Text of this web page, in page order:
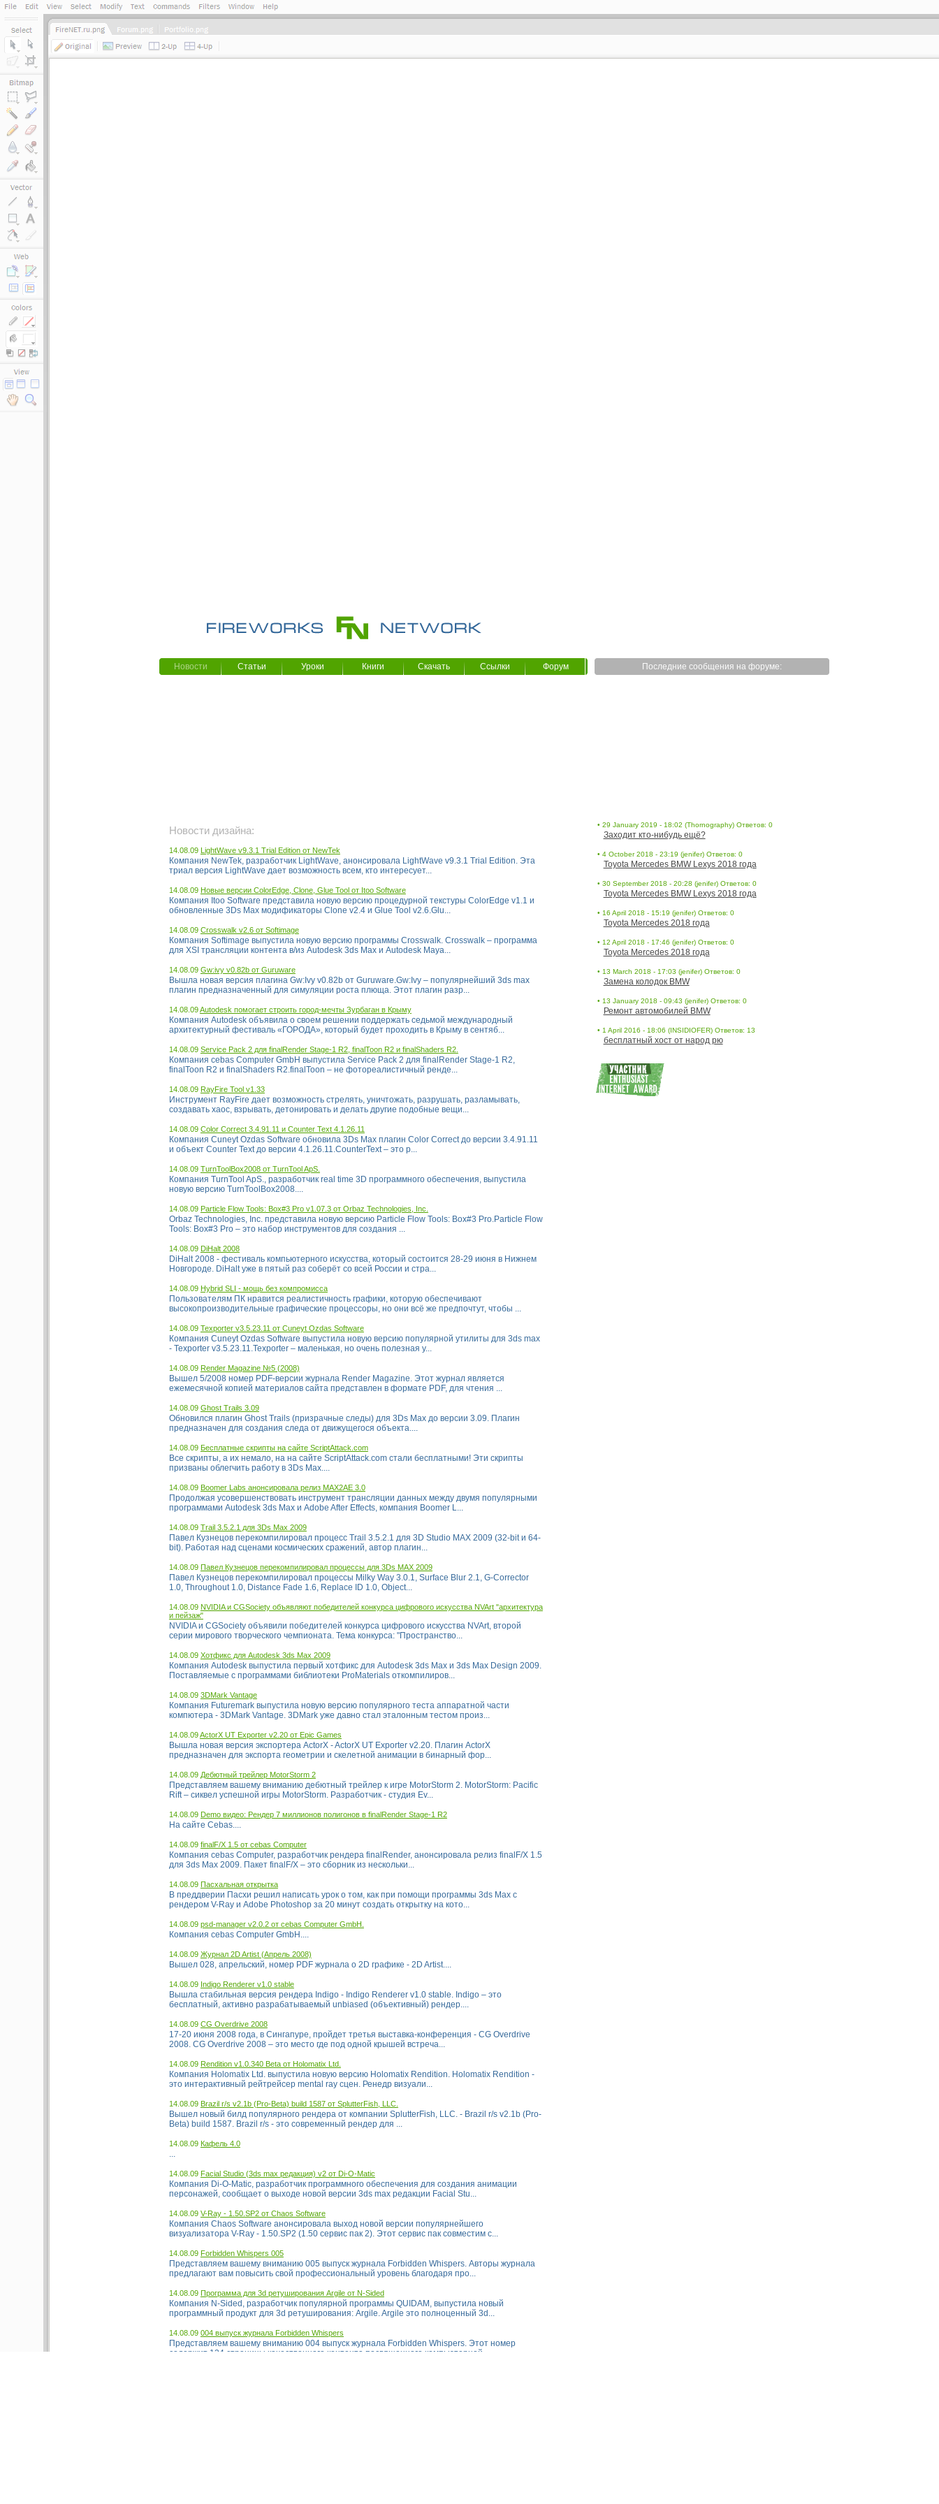
Новости Статьи Уроки Книги Скачать Ссылки Форум Последние сообщения на форуме:
• 29 January 2019 - 18:02 (Thornography) Ответов: 0
Заходит кто-нибудь ещё?
• 4 October 2018 - 23:19 (jenifer) Ответов: 0
Toyota Mercedes BMW Lexys 2018 года
• 30 September 2018 - 20:28 (jenifer) Ответов: 0
Toyota Mercedes BMW Lexys 2018 года
• 16 April 2018 - 15:19 (jenifer) Ответов: 0
Toyota Mercedes 2018 года
• 12 April 2018 - 17:46 (jenifer) Ответов: 0
Toyota Mercedes 2018 года
• 13 March 2018 - 17:03 (jenifer) Ответов: 0
Замена колодок BMW
• 13 January 2018 - 09:43 (jenifer) Ответов: 0
Ремонт автомобилей BMW
• 1 April 2016 - 18:06 (INSIDIOFER) Ответов: 13
бесплатный хост от народ рю
Новости дизайна:
14.08.09 LightWave v9.3.1 Trial Edition от NewTek
Компания NewTek, разработчик LightWave, анонсировала LightWave v9.3.1 Trial Edition. Эта
триал версия LightWave дает возможность всем, кто интересует...
14.08.09 Новые версии ColorEdge, Clone, Glue Tool от Itoo Software
Компания Itoo Software представила новую версию процедурной текстуры ColorEdge v1.1 и
обновленные 3Ds Max модификаторы Clone v2.4 и Glue Tool v2.6.Glu...
14.08.09 Crosswalk v2.6 от Softimage
Компания Softimage выпустила новую версию программы Crosswalk. Crosswalk – программа
для XSI трансляции контента в/из Autodesk 3ds Max и Autodesk Maya...
14.08.09 Gw:ivy v0.82b от Guruware
Вышла новая версия плагина Gw:Ivy v0.82b от Guruware.Gw:Ivy – популярнейший 3ds max
плагин предназначенный для симуляции роста плюща. Этот плагин разр...
14.08.09Autodesk помогает строить город-мечты Зурбаган в Крыму
Компания Autodesk объявила о своем решении поддержать седьмой международный
архитектурный фестиваль «ГОРОДА», который будет проходить в Крыму в сентяб...
14.08.09 Service Pack 2 для finalRender Stage-1 R2, finalToon R2 и finalShaders R2.
Компания cebas Computer GmbH выпустила Service Pack 2 для finalRender Stage-1 R2,
finalToon R2 и finalShaders R2.finalToon – не фотореалистичный ренде...
14.08.09 RayFire Tool v1.33
Инструмент RayFire дает возможность стрелять, уничтожать, разрушать, разламывать,
создавать хаос, взрывать, детонировать и делать другие подобные вещи...
14.08.09 Color Correct 3.4.91.11 и Counter Text 4.1.26.11
Компания Cuneyt Ozdas Software обновила 3Ds Max плагин Color Correct до версии 3.4.91.11
и объект Counter Text до версии 4.1.26.11.CounterText – это р...
14.08.09 TurnToolBox2008 от TurnTool ApS.
Компания TurnTool ApS., разработчик real time 3D программного обеспечения, выпустила
новую версию TurnToolBox2008....
14.08.09 Particle Flow Tools: Box#3 Pro v1.07.3 от Orbaz Technologies, Inc.
Orbaz Technologies, Inc. представила новую версию Particle Flow Tools: Box#3 Pro.Particle Flow
Tools: Box#3 Pro – это набор инструментов для создания ...
14.08.09 DiHalt 2008
DiHalt 2008 - фестиваль компьютерного искусства, который состоится 28-29 июня в Нижнем
Новгороде. DiHalt уже в пятый раз соберёт со всей России и стра...
14.08.09 Hybrid SLI - мощь без компромисса
Пользователям ПК нравится реалистичность графики, которую обеспечивают
высокопроизводительные графические процессоры, но они всё же предпочтут, чтобы ...
14.08.09 Texporter v3.5.23.11 от Cuneyt Ozdas Software
Компания Cuneyt Ozdas Software выпустила новую версию популярной утилиты для 3ds max
- Texporter v3.5.23.11.Texporter – маленькая, но очень полезная у...
14.08.09 Render Magazine №5 (2008)
Вышел 5/2008 номер PDF-версии журнала Render Magazine. Этот журнал является
ежемесячной копией материалов сайта представлен в формате PDF, для чтения ...
14.08.09 Ghost Trails 3.09
Обновился плагин Ghost Trails (призрачные следы) для 3Ds Max до версии 3.09. Плагин
предназначен для создания следа от движущегося объекта....
14.08.09 Бесплатные скрипты на сайте ScriptAttack.com
Все скрипты, а их немало, на на сайте ScriptAttack.com стали бесплатными! Эти скрипты
призваны облегчить работу в 3Ds Max....
14.08.09 Boomer Labs анонсировала релиз MAX2AE 3.0
Продолжая усовершенствовать инструмент трансляции данных между двумя популярными
программами Autodesk 3ds Max и Adobe After Effects, компания Boomer L...
14.08.09 Trail 3.5.2.1 для 3Ds Max 2009
Павел Кузнецов перекомпилировал процесс Trail 3.5.2.1 для 3D Studio MAX 2009 (32-bit и 64-
bit). Работая над сценами космических сражений, автор плагин...
14.08.09 Павел Кузнецов перекомпилировал процессы для 3Ds MAX 2009
Павел Кузнецов перекомпилировал процессы Milky Way 3.0.1, Surface Blur 2.1, G-Corrector
1.0, Throughout 1.0, Distance Fade 1.6, Replace ID 1.0, Object...
14.08.09 NVIDIA и CGSociety объявляют победителей конкурса цифрового искусства NVArt "архитектура
и пейзаж"
NVIDIA и CGSociety объявили победителей конкурса цифрового искусства NVArt, второй
серии мирового творческого чемпионата. Тема конкурса: "Пространство...
14.08.09 Хотфикс для Autodesk 3ds Max 2009
Компания Autodesk выпустила первый хотфикс для Autodesk 3ds Max и 3ds Max Design 2009.
Поставляемые с программами библиотеки ProMaterials откомпилиров...
14.08.09 3DMark Vantage
Компания Futuremark выпустила новую версию популярного теста аппаратной части
компютера - 3DMark Vantage. 3DMark уже давно стал эталонным тестом произ...
14.08.09ActorX UT Exporter v2.20 от Epic Games
Вышла новая версия экспортера ActorX - ActorX UT Exporter v2.20. Плагин ActorX
предназначен для экспорта геометрии и скелетной анимации в бинарный фор...
14.08.09 Дебютный трейлер MotorStorm 2
Представляем вашему вниманию дебютный трейлер к игре MotorStorm 2. MotorStorm: Pacific
Rift – сиквел успешной игры MotorStorm. Разработчик - студия Ev...
14.08.09 Demo видео: Рендер 7 миллионов полигонов в finalRender Stage-1 R2
На сайте Cebas....
14.08.09 finalF/X 1.5 от cebas Computer
Компания cebas Computer, разработчик рендера finalRender, анонсировала релиз finalF/X 1.5
для 3ds Max 2009. Пакет finalF/X – это сборник из нескольки...
14.08.09 Пасхальная открытка
В преддверии Пасхи решил написать урок о том, как при помощи программы 3ds Max с
рендером V-Ray и Adobe Photoshop за 20 минут создать открытку на кото...
14.08.09 psd-manager v2.0.2 от cebas Computer GmbH.
Компания cebas Computer GmbH....
14.08.09 Журнал 2D Artist (Апрель 2008)
Вышел 028, апрельский, номер PDF журнала о 2D графике - 2D Artist....
14.08.09 Indigo Renderer v1.0 stable
Вышла стабильная версия рендера Indigo - Indigo Renderer v1.0 stable. Indigo – это
бесплатный, активно разрабатываемый unbiased (объективный) рендер....
14.08.09 CG Overdrive 2008
17-20 июня 2008 года, в Сингапуре, пройдет третья выставка-конференция - CG Overdrive
2008. CG Overdrive 2008 – это место где под одной крышей встреча...
14.08.09 Rendition v1.0.340 Beta от Holomatix Ltd.
Компания Holomatix Ltd. выпустила новую версию Holomatix Rendition. Holomatix Rendition -
это интерактивный рейтрейсер mental ray сцен. Ренедр визуали...
14.08.09 Brazil r/s v2.1b (Pro-Beta) build 1587 от SplutterFish, LLC.
Вышел новый билд популярного рендера от компании SplutterFish, LLC. - Brazil r/s v2.1b (Pro-
Beta) build 1587. Brazil r/s - это современный рендер для ...
14.08.09 Кафель 4.0
...
14.08.09 Facial Studio (3ds max редакция) v2 от Di-O-Matic
Компания Di-O-Matic, разработчик программного обеспечения для создания анимации
персонажей, сообщает о выходе новой версии 3ds max редакции Facial Stu...
14.08.09 V-Ray - 1.50.SP2 от Chaos Software
Компания Chaos Software анонсировала выход новой версии популярнейшего
визуализатора V-Ray - 1.50.SP2 (1.50 сервис пак 2). Этот сервис пак совместим с...
14.08.09 Forbidden Whispers 005
Представляем вашему вниманию 005 выпуск журнала Forbidden Whispers. Авторы журнала
предлагают вам повысить свой профессиональный уровень благодаря про...
14.08.09 Программа для 3d ретуширования Argile от N-Sided
Компания N-Sided, разработчик популярной программы QUIDAM, выпустила новый
программный продукт для 3d ретуширования: Argile. Argile это полноценный 3d...
14.08.09 004 выпуск журнала Forbidden Whispers
Представляем вашему вниманию 004 выпуск журнала Forbidden Whispers. Этот номер
содержит 124 страницы качественного контента посвященного компьютерной ...